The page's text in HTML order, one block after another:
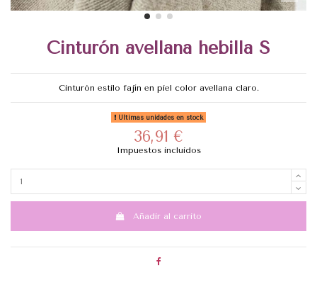
Cinturón avellana hebilla S
Cinturón estilo fajín en piel color avellana claro.
Últimas unidades en stock
36,91 €
Impuestos incluidos
Añadir al carrito